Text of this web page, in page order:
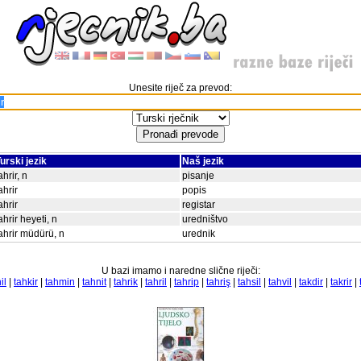
Unesite riječ za prevod:
jezik
Naš jezik
n
pisanje
popis
registar
heyeti, n
uredništvo
müdürü, n
urednik
U bazi imamo i naredne slične riječi:
tahkir tahmin tahnit| tahrik tahril tahrip tahriş tahsil tahvil takdir takrir